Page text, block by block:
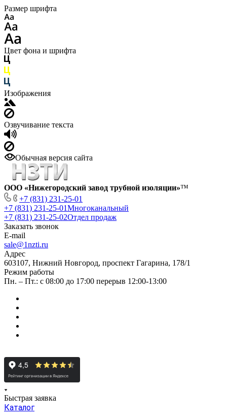
Размер шрифта
Цвет фона и шрифта
Изображения
Озвучивание текста
Обычная версия сайта
ООО «Нижегородский завод трубной изоляции»™
+7 (831) 231-25-01
+7 (831) 231-25-01Многоканальный
+7 (831) 231-25-02Отдел продаж
Заказать звонок
E-mail
sale@1nzti.ru
Адрес
603107, Нижний Новгород, проспект Гагарина, 178/1
Режим работы
Пн. – Пт.: с 08:00 до 17:00 перерыв 12:00-13:00
Быстрая заявка
Каталог